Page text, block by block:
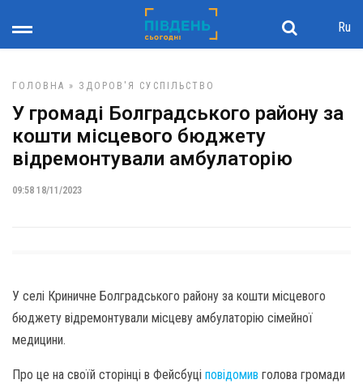
Ru
ГОЛОВНА » ЗДОРОВ'Я СУСПІЛЬСТВО
У громаді Болградського району за
кошти місцевого бюджету
відремонтували амбулаторію
09:58 18/11/2023
У селі Криничне Болградського району за кошти місцевого
бюджету відремонтували місцеву амбулаторію сімейної
медицини.
Про це на своїй сторінці в Фейсбуці повідомив голова громади